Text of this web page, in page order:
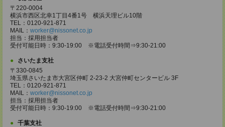
〒220-0004
横浜市西区北幸1丁目4番1号 横浜天理ビル10階
TEL：0120-921-871
MAIL： worker@nissonet.co.jp
担当：採用担当者
受付可能日時：9:30-19:00 ※電話受付時間⇒9:30-21:00
さいたま支社
〒330-0845
埼玉県さいたま市大宮区仲町 2-23-2 大宮仲町センタービル 3F
TEL：0120-921-871
MAIL： worker@nissonet.co.jp
担当：採用担当者
受付可能日時：9:30-19:00 ※電話受付時間⇒9:30-21:00
千葉支社